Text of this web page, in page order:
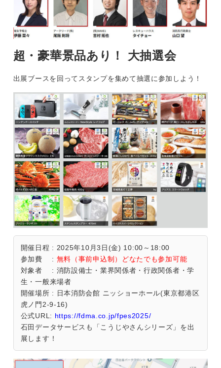
超・豪華景品あり！ 大抽選会
出展ブースを回ってスタンプを集めて抽選に参加しよう！
開催日程 : 2025年10月3日(金) 10:00～18:00
参加費 : 無料（事前申込制）どなたでも参加可能
対象者 : 消防設備士・業界関係者・行政関係者・学
生・一般来場者
開催場所 : 日本消防会館 ニッショーホール(東京都港区
虎ノ門2-9-16)
公式URL: https://fdma.co.jp/fpes2025/
石田データサービスも「こうじやさんシリーズ」を出
展します！